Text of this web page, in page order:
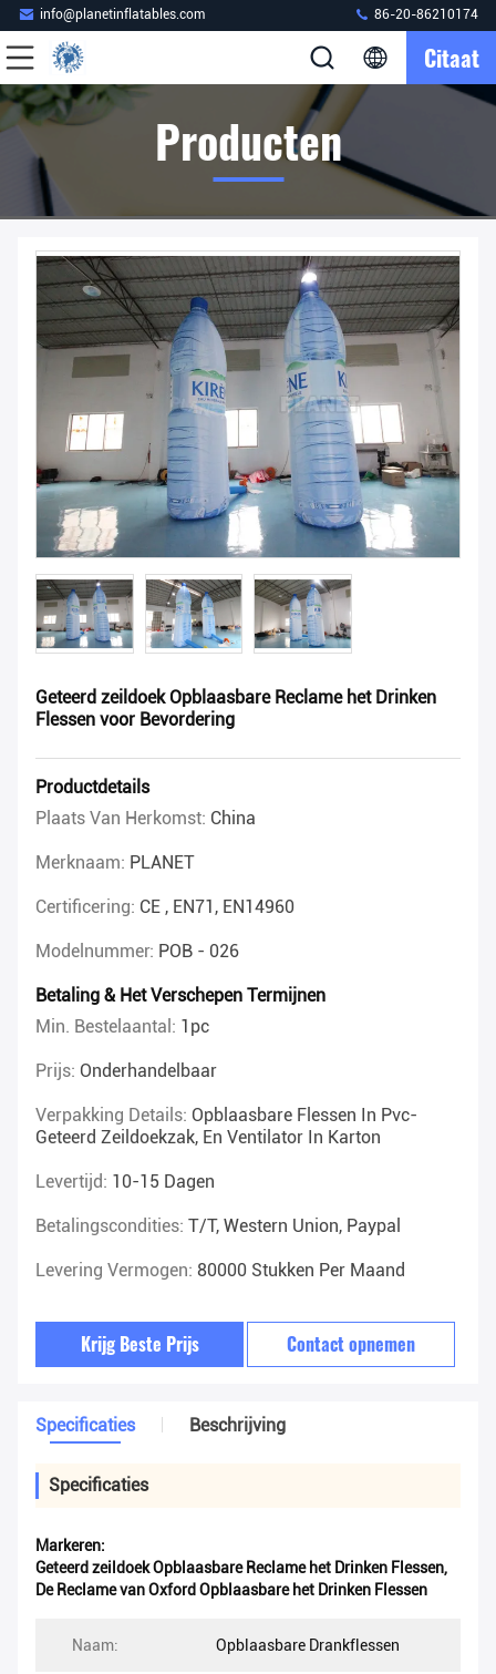
info@planetinflatables.com 86-20-86210174
Citaat
Producten
Geteerd zeildoek Opblaasbare Reclame het Drinken
Flessen voor Bevordering
Productdetails
Plaats Van Herkomst: China
Merknaam: PLANET
Certificering: CE , EN71, EN14960
Modelnummer: POB - 026
Betaling & Het Verschepen Termijnen
Min. Bestelaantal: 1pc
Prijs: Onderhandelbaar
Verpakking Details: Opblaasbare Flessen In Pvc-
Geteerd Zeildoekzak, En Ventilator In Karton
Levertijd: 10-15 Dagen
Betalingscondities: T/T, Western Union, Paypal
Levering Vermogen: 80000 Stukken Per Maand
Krijg Beste Prijs Contact opnemen
Specificaties Beschrijving
Specificaties
Markeren:
Geteerd zeildoek Opblaasbare Reclame het Drinken Flessen,
De Reclame van Oxford Opblaasbare het Drinken Flessen
Naam: Opblaasbare Drankflessen